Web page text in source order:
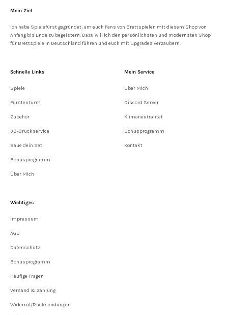
Mein Ziel
Ich habe Spielefürst gegründet, um euch Fans von Brettspielen mit diesem Shop von
Anfang bis Ende zu begeistern. Dazu will ich den persönlichsten und modernsten Shop
für Brettspiele in Deutschland führen und euch mit Upgrades verzaubern.
Schnelle Links
Spiele
Fürstenturm
Zubehör
3D-Druckservice
Baue dein Set
Bonusprogramm
Über Mich
Mein Service
Über Mich
Discord Server
Klimaneutralität
Bonusprogramm
Kontakt
Wichtiges
Impressum
AGB
Datenschutz
Bonusprogramm
Häufige Fragen
Versand & Zahlung
Widerruf/Rücksendungen